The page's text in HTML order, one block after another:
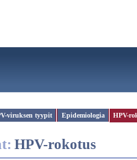
viruksen tyypit Epidemiologia HPV-
HPV-rokotus